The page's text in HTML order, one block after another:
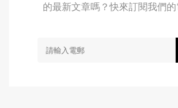
的最新文章嗎？快來訂閱我們的